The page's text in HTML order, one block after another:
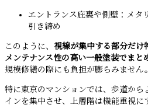
エントランス庇裏や側壁：メタ
引き締め
このように、 視線が集中する部分だけ
メンテナンス性の高い一般塗装でまと
規模修繕の際にも負担が膨らみません。
特に東京のマンションでは、歩道から
インを集中させ、上層階は機能重視に